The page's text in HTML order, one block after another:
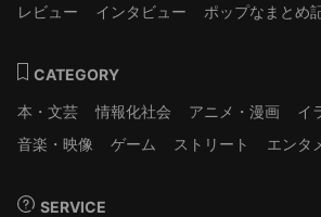
レビュー
インタビュー ポップなまとめ
CATEGORY
本・文芸
情報化社会 アニメ・漫画
イ
音楽・映像
ゲーム ストリート エンタ
SERVICE